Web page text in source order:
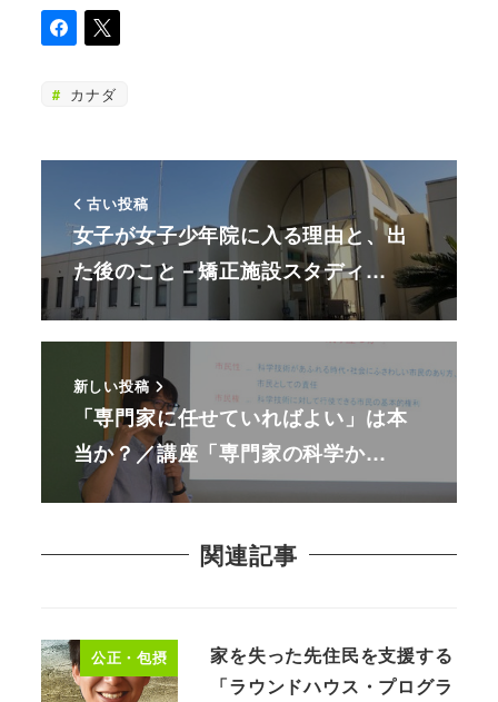
カナダ
古い投稿
女子が女子少年院に入る理由と、出
た後のこと－矯正施設スタディ…
新しい投稿
「専門家に任せていればよい」は本
当か？／講座「専門家の科学か…
関連記事
公正・包摂
家を失った先住民を支援する
「ラウンドハウス・プログラ